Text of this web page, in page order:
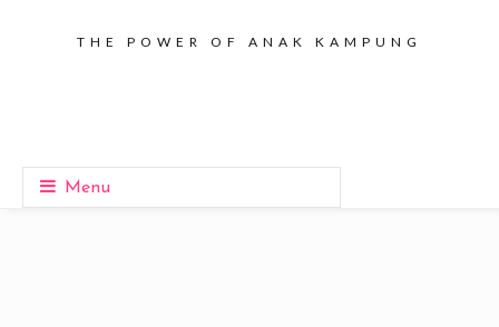
THE POWER OF ANAK KAMPUNG
Menu